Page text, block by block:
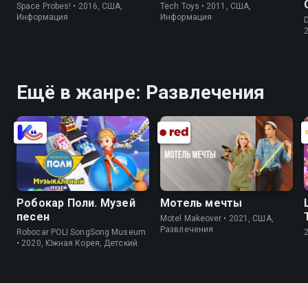
Space Probes! • 2016, США,
Информация
Tech Toys • 2011, США,
Информация
Ещё в жанре: Развлечения
Робокар Поли. Музей
песен
Robocar POLI SongSong Museum
• 2020, Южная Корея, Детский
Мотель мечты
Motel Makeover • 2021, США,
Развлечения